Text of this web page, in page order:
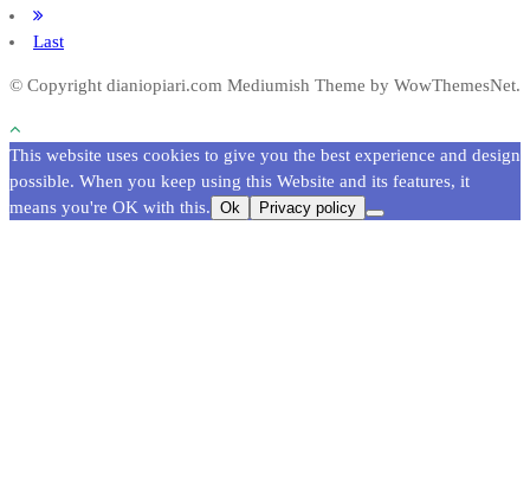
Last
© Copyright dianiopiari.com Mediumish Theme by WowThemesNet.
This website uses cookies to give you the best experience and design
possible. When you keep using this Website and its features, it
means you're OK with this. Ok Privacy policy